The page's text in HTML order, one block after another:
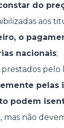
do
aos
o
nacionais;
pelo
podem
mas não